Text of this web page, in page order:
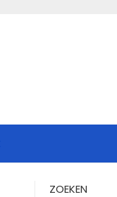
ZOEKEN